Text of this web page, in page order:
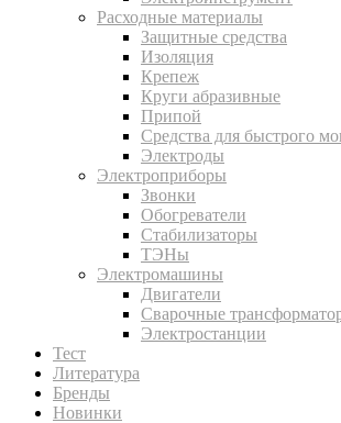
Расходные материалы
Защитные средства
Изоляция
Крепеж
Круги абразивные
Припой
Средства для быстрого
Электроды
Электроприборы
Звонки
Обогреватели
Стабилизаторы
ТЭНы
Электромашины
Двигатели
Сварочные
Электростанции
Тест
Литература
Бренды
Новинки